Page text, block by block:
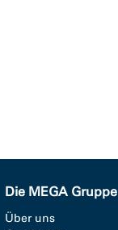
Die MEGA Gruppe
Über uns